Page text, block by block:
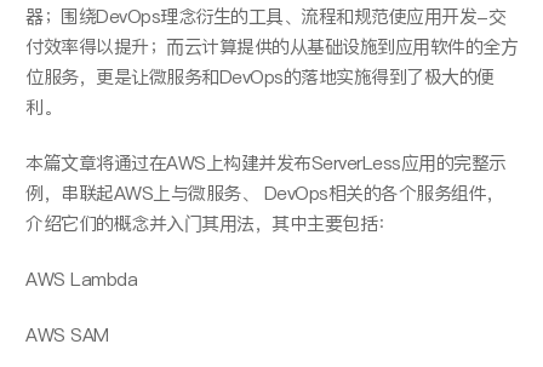
器；围绕DevOps理念衍⽣的⼯具、流程和规范使应⽤开发-交
付效率得以提升；⽽云计算提供的从基础设施到应⽤软件的全⽅
位服务，更是让微服务和DevOps的落地实施得到了极⼤的便
利。
本篇⽂章将通过在AWS上构建并发布ServerLess应⽤的完整示
例，串联起AWS上与微服务、 DevOps相关的各个服务组件，
介绍它们的概念并⼊⻔其⽤法，其中主要包括：
AWS Lambda
AWS SAM